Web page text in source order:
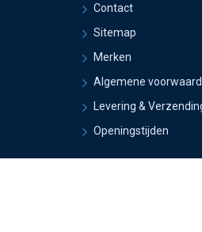
Contact
Sitemap
Merken
Algemene
Levering &
Openingstijden